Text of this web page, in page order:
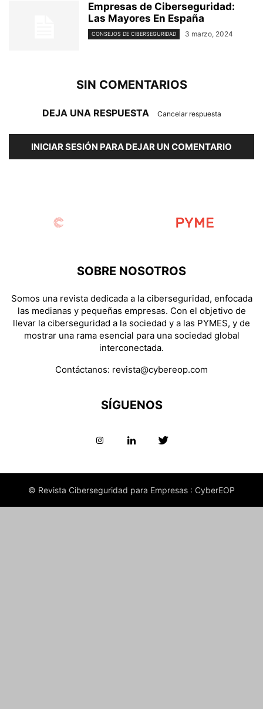
Empresas de Ciberseguridad:
Las Mayores En España
CONSEJOS DE CIBERSEGURIDAD 3 marzo, 2024
SIN COMENTARIOS
DEJA UNA RESPUESTA Cancelar respuesta
INICIAR SESIÓN PARA DEJAR UN COMENTARIO
SOBRE NOSOTROS
Somos una revista dedicada a la ciberseguridad, enfocada
las medianas y pequeñas empresas. Con el objetivo de
llevar la ciberseguridad a la sociedad y a las PYMES, y de
mostrar una rama esencial para una sociedad global
interconectada.
Contáctanos: revista@cybereop.com
SÍGUENOS
© Revista Ciberseguridad para Empresas : CyberEOP